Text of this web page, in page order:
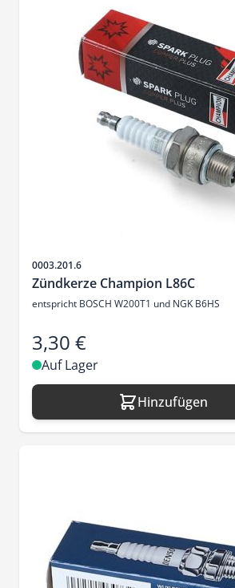
Artikelnr.
0003.201.6
Zündkerze Champion L86C
entspricht BOSCH W200T1 und NGK B6HS
3,30 €
Auf Lager
Hinzufügen